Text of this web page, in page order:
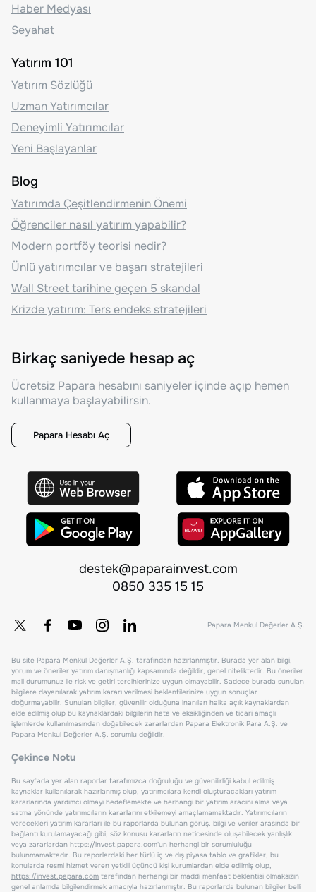
Haber Medyası
Seyahat
Yatırım 101
Yatırım Sözlüğü
Uzman Yatırımcılar
Deneyimli Yatırımcılar
Yeni Başlayanlar
Blog
Yatırımda Çeşitlendirmenin Önemi
Öğrenciler nasıl yatırım yapabilir?
Modern portföy teorisi nedir?
Ünlü yatırımcılar ve başarı stratejileri
Wall Street tarihine geçen 5 skandal
Krizde yatırım: Ters endeks stratejileri
Birkaç saniyede hesap aç
Ücretsiz Papara hesabını saniyeler içinde açıp hemen
kullanmaya başlayabilirsin.
Papara Hesabı Aç
destek@paparainvest.com
0850 335 15 15
Papara Menkul Değerler A.Ş.
Bu site Papara Menkul Değerler A.Ş. tarafından hazırlanmıştır. Burada yer alan bilgi,
yorum ve öneriler yatırım danışmanlığı kapsamında değildir, genel niteliktedir. Bu öneriler
mali durumunuz ile risk ve getiri tercihlerinize uygun olmayabilir. Sadece burada sunulan
bilgilere dayanılarak yatırım kararı verilmesi beklentilerinize uygun sonuçlar
doğurmayabilir. Sunulan bilgiler, güvenilir olduğuna inanılan halka açık kaynaklardan
elde edilmiş olup bu kaynaklardaki bilgilerin hata ve eksikliğinden ve ticari amaçlı
işlemlerde kullanılmasından doğabilecek zararlardan Papara Elektronik Para A.Ş. ve
Papara Menkul Değerler A.Ş. sorumlu değildir.
Çekince Notu
Bu sayfada yer alan raporlar tarafımızca doğruluğu ve güvenilirliği kabul edilmiş
kaynaklar kullanılarak hazırlanmış olup, yatırımcılara kendi oluşturacakları yatırım
kararlarında yardımcı olmayı hedeflemekte ve herhangi bir yatırım aracını alma veya
satma yönünde yatırımcıların kararlarını etkilemeyi amaçlamamaktadır. Yatırımcıların
verecekleri yatırım kararları ile bu raporlarda bulunan görüş, bilgi ve veriler arasında bir
bağlantı kurulamayacağı gibi, söz konusu kararların neticesinde oluşabilecek yanlışlık
veya zararlardan https://invest.papara.com'un herhangi bir sorumluluğu
bulunmamaktadır. Bu raporlardaki her türlü iç ve dış piyasa tablo ve grafikler, bu
konularda resmi hizmet veren yetkili üçüncü kişi kurumlardan elde edilmiş olup,
https://invest.papara.com tarafından herhangi bir maddi menfaat beklentisi olmaksızın
genel anlamda bilgilendirmek amacıyla hazırlanmıştır. Bu raporlarda bulunan bilgiler belli